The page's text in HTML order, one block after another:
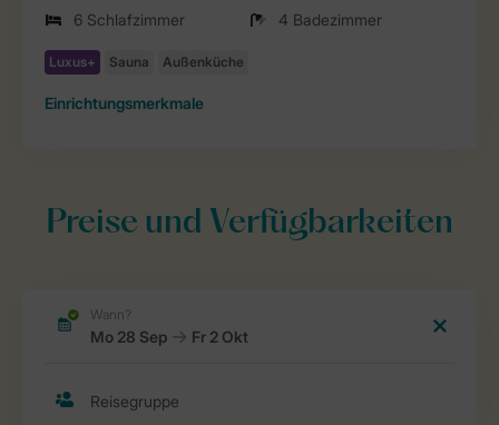
6 Schlafzimmer
4 Badezimmer
Einrichtungsmerkmale
Preise und Verfügbarkeiten